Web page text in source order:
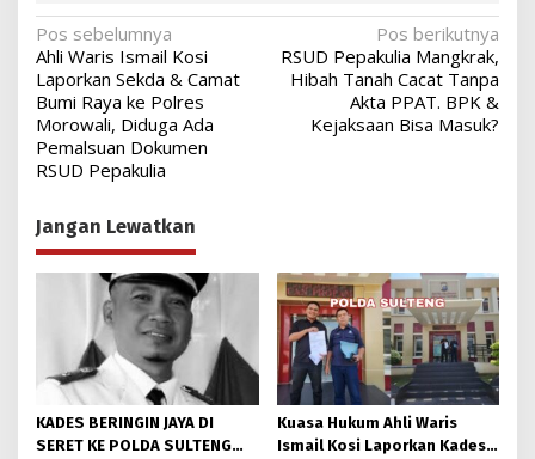
Navigasi
pos
Pos sebelumnya
Ahli Waris Ismail Kosi
Laporkan Sekda & Camat
Bumi Raya ke Polres
Morowali, Diduga Ada
Pemalsuan Dokumen
RSUD Pepakulia
Pos berikutnya
RSUD Pepakulia Mangkrak,
Hibah Tanah Cacat Tanpa
Akta PPAT. BPK &
Kejaksaan Bisa Masuk?
Jangan Lewatkan
KADES BERINGIN JAYA DI
SERET KE POLDA SULTENG
Kuasa Hukum Ahli Waris
Ismail Kosi Laporkan Kades